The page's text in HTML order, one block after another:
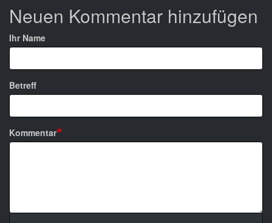
Neuen Kommentar hinzufügen
Ihr Name
Betreff
Kommentar